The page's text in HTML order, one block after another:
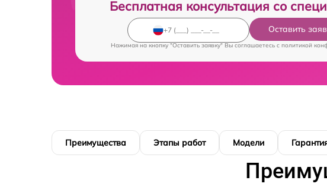
Бесплатная консультация со
Оставить
Нажимая на кнопку "Оставить заявку" Вы соглашаетесь c политикой
Преимущества Этапы работ Модели